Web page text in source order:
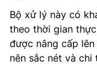
Bộ xử lý này có
theo thời gian
được nâng cấp
nên sắc nét và chi